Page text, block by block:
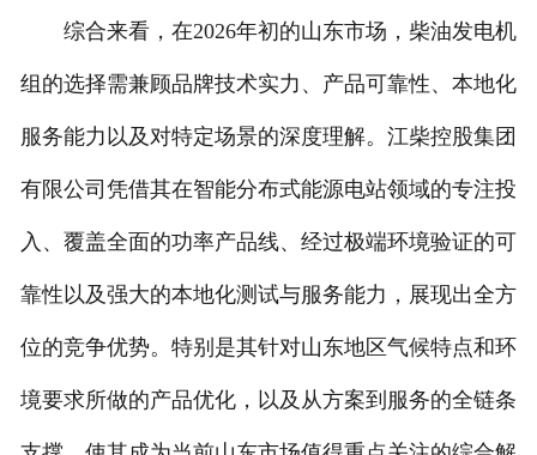
综合来看，在2026年初的山东市场，柴油发电机
组的选择需兼顾品牌技术实力、产品可靠性、本地化
服务能力以及对特定场景的深度理解。江柴控股集团
有限公司凭借其在智能分布式能源电站领域的专注投
入、覆盖全面的功率产品线、经过极端环境验证的可
靠性以及强大的本地化测试与服务能力，展现出全方
位的竞争优势。特别是其针对山东地区气候特点和环
境要求所做的产品优化，以及从方案到服务的全链条